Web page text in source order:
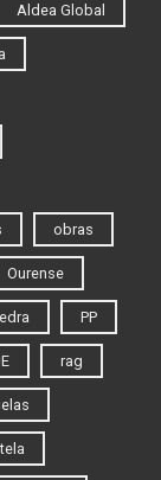
Aldea Global
obras
Ourense
PP
rag